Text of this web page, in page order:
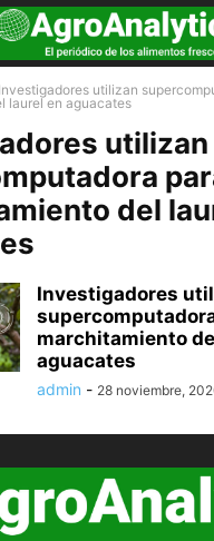
Investigadores utilizan
laurel en aguacates
utilizan
del
Investigadores
marchitamiento
aguacates
admin - 28 noviembre,